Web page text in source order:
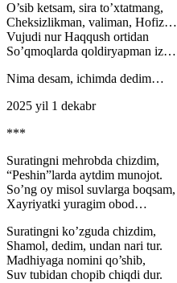
O’sib ketsam, sira to’xtatmang,
Cheksizlikman, valiman, Hofiz…
Vujudi nur Haqqush ortidan
So’qmoqlarda qoldiryapman iz…
Nima desam, ichimda dedim…
2025 yil 1 dekabr
***
Suratingni mehrobda chizdim,
“Peshin”larda aytdim munojot.
So’ng oy misol suvlarga boqsam,
Xayriyatki yuragim obod…
Suratingni ko’zguda chizdim,
Shamol, dedim, undan nari tur.
Madhiyaga nomini qo’shib,
Suv tubidan chopib chiqdi dur.